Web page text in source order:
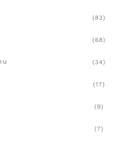
(83)
(68)
(34)
(17)
(9)
(7)